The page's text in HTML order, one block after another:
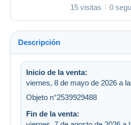
15 visitas 0
Descripción
Inicio de la venta:
viernes, 8 de mayo de 2026 a
Objeto n°2539929488
Fin de la venta: